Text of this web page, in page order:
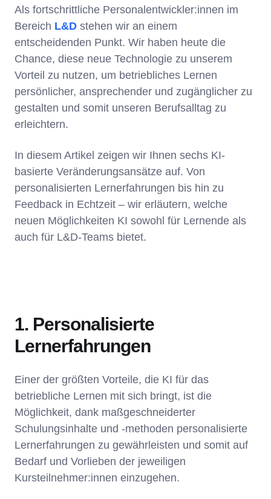
Als fortschrittliche Personalentwickler:innen im
Bereich L&D stehen wir an einem
entscheidenden Punkt. Wir haben heute die
Chance, diese neue Technologie zu unserem
Vorteil zu nutzen, um betriebliches Lernen
persönlicher, ansprechender und zugänglicher zu
gestalten und somit unseren Berufsalltag zu
erleichtern.
In diesem Artikel zeigen wir Ihnen sechs KI-
basierte Veränderungsansätze auf. Von
personalisierten Lernerfahrungen bis hin zu
Feedback in Echtzeit – wir erläutern, welche
neuen Möglichkeiten KI sowohl für Lernende als
auch für L&D-Teams bietet.
1. Personalisierte
Lernerfahrungen
Einer der größten Vorteile, die KI für das
betriebliche Lernen mit sich bringt, ist die
Möglichkeit, dank maßgeschneiderter
Schulungsinhalte und -methoden personalisierte
Lernerfahrungen zu gewährleisten und somit auf
Bedarf und Vorlieben der jeweiligen
Kursteilnehmer:innen einzugehen.